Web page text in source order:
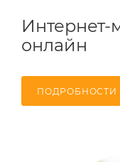
Интернет-
онлайн
ПОДРОБНОСТИ